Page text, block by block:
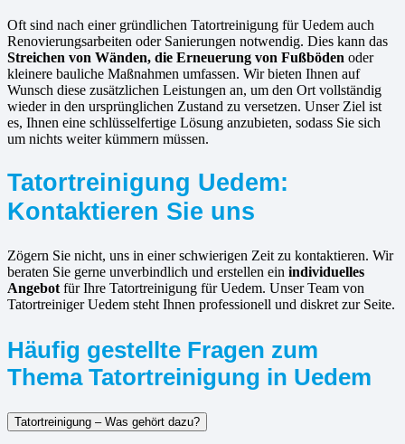
Oft sind nach einer gründlichen Tatortreinigung für Uedem auch
Renovierungsarbeiten oder Sanierungen notwendig. Dies kann das
Streichen von Wänden, die Erneuerung von Fußböden oder
kleinere bauliche Maßnahmen umfassen. Wir bieten Ihnen auf
Wunsch diese zusätzlichen Leistungen an, um den Ort vollständig
wieder in den ursprünglichen Zustand zu versetzen. Unser Ziel ist
es, Ihnen eine schlüsselfertige Lösung anzubieten, sodass Sie sich
um nichts weiter kümmern müssen.
Tatortreinigung Uedem:
Kontaktieren Sie uns
Zögern Sie nicht, uns in einer schwierigen Zeit zu kontaktieren. Wir
beraten Sie gerne unverbindlich und erstellen ein individuelles
Angebot für Ihre Tatortreinigung für Uedem. Unser Team von
Tatortreiniger Uedem steht Ihnen professionell und diskret zur Seite.
Häufig gestellte Fragen zum
Thema Tatortreinigung in Uedem
Tatortreinigung – Was gehört dazu?